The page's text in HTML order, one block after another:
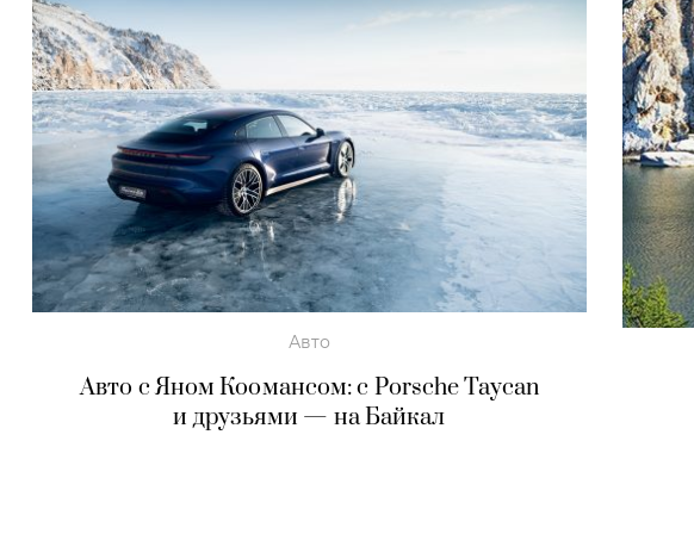
Авто
Авто с Яном Коомансом: c Porsche Taycan
и друзьями — на Байкал